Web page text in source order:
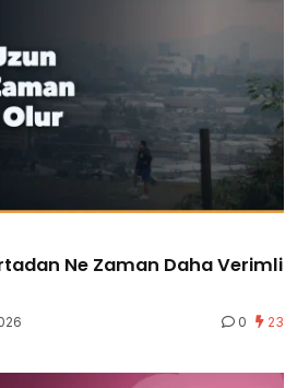
Ne Zaman Daha Verimli
0 23